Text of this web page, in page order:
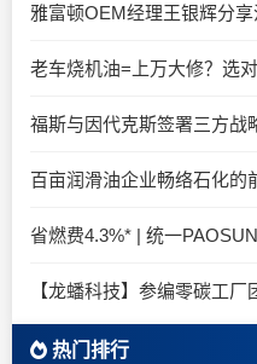
老车烧机油=上万大修？选
福斯与因代克斯签署三方战
百亩润滑油企业畅络石化的
省燃费4.3%* | 统一
热门排行